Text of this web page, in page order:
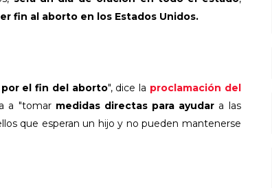
fin al aborto en los Estados Unidos.
el fin del aborto", dice la proclamación del
a "tomar medidas directas para ayudar a las
que esperan un hijo y no pueden mantenerse